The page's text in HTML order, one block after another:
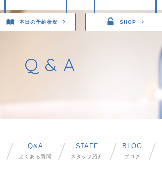
本日の予約状況 SHOP
Q & A
Q&A
よくある質問
STAFF
スタッフ紹介
BLOG
ブログ